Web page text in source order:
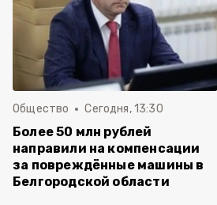
Общество Сегодня, 13:30
Более 50 млн рублей
направили на компенсации
за повреждённые машины в
Белгородской области